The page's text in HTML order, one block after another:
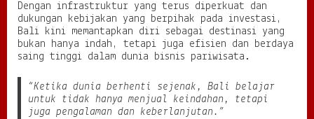
Dengan infrastruktur yang terus diperkuat dan
dukungan kebijakan yang berpihak pada investasi,
Bali kini memantapkan diri sebagai destinasi yang
bukan hanya indah, tetapi juga efisien dan berdaya
saing tinggi dalam dunia bisnis pariwisata.
“Ketika dunia berhenti sejenak, Bali belajar
untuk tidak hanya menjual keindahan, tetapi
juga pengalaman dan keberlanjutan.”